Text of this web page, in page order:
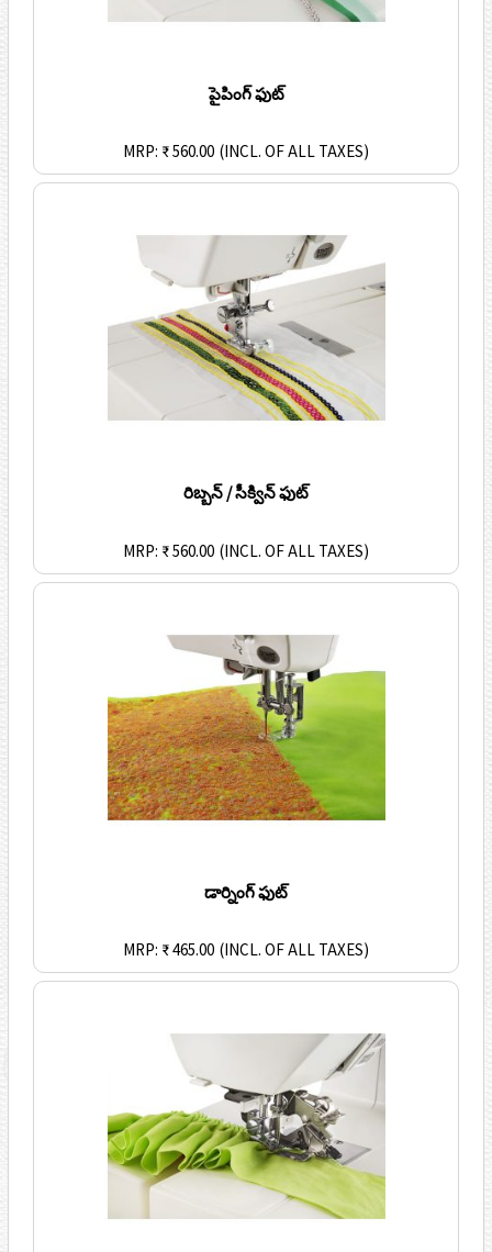
పైపింగ్ ఫుట్
MRP: ₹ 560.00 (INCL. OF ALL TAXES)
రిబ్బన్ / సీక్విన్ ఫుట్
MRP: ₹ 560.00 (INCL. OF ALL TAXES)
డార్నింగ్ ఫుట్
MRP: ₹ 465.00 (INCL. OF ALL TAXES)